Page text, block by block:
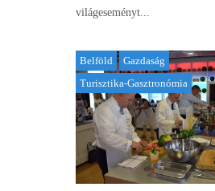
világeseményt...
Belföld
Gazdaság
Turisztika-Gasztronómia